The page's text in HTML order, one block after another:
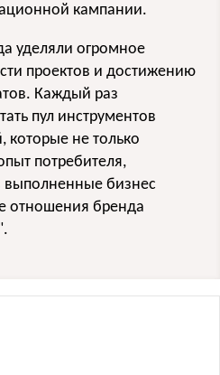
кампании.
уделяли огромное
проектов и достижению
Каждый раз
пул инструментов
которые не только
потребителя,
выполненные бизнес
отношения бренда